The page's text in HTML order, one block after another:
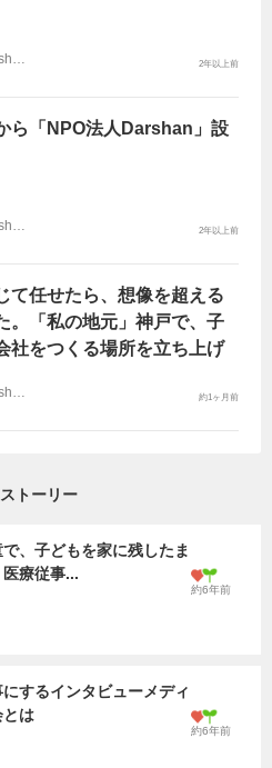
特定非営利活動法人Darshan（ダルシャン） 2年以上前
ら「NPO法人Darshan」設
特定非営利活動法人Darshan（ダルシャン） 2年以上前
て任せたら、想像を超える
。「私の地元」神戸で、子
社をつくる場所を立ち上げ
特定非営利活動法人Darshan（ダルシャン） 約1ヶ月前
トーリー
、子どもを家に残したま
療従事...
約6年前
するインタビューメディ
とは
約6年前